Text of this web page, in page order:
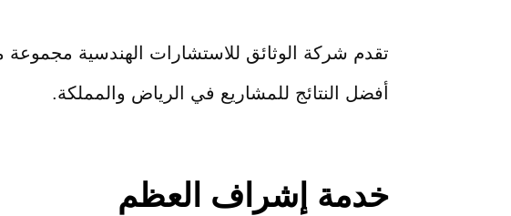
تقدم شركة الوثائق للاستشارات الهندسية مجموعة
أفضل النتائج للمشاريع في الرياض والمملكة.
خدمة إشراف العظم